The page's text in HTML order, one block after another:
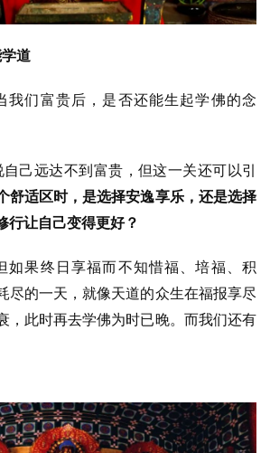
道
我们富贵后，是否还能生起学佛的念
己远达不到富贵，但这一关还可以引
舒适区时，是选择安逸享乐，还是选择
行让自己变得更好？
如果终日享福而不知惜福、培福、积
尽的一天，就像天道的众生在福报享尽
，此时再去学佛为时已晚。而我们还有